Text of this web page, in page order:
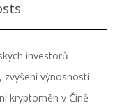
investorů
zvýšení výnosnosti
kryptoměn v Číně